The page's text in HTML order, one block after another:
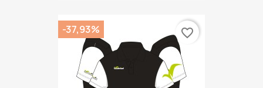
-37,93% favorite_border